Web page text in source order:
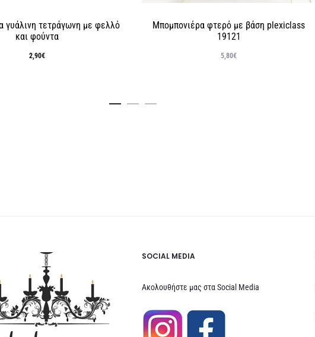
γυάλινη τετράγωνη με φελλό
και φούντα
2,90€
Μπομπονιέρα φτερό με βάση plexiclass
19121
5,80€
SOCIAL MEDIA
Ακολουθήστε μας στα Social Media